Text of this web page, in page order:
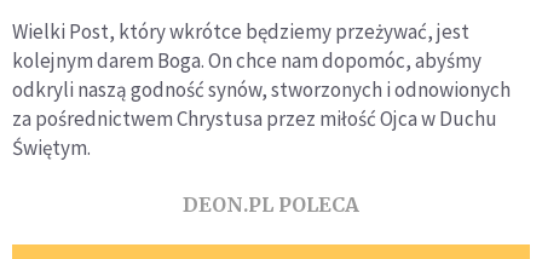
Wielki Post, który wkrótce będziemy przeżywać, jest
kolejnym darem Boga. On chce nam dopomóc, abyśmy
odkryli naszą godność synów, stworzonych i odnowionych
za pośrednictwem Chrystusa przez miłość Ojca w Duchu
Świętym.
DEON.PL POLECA